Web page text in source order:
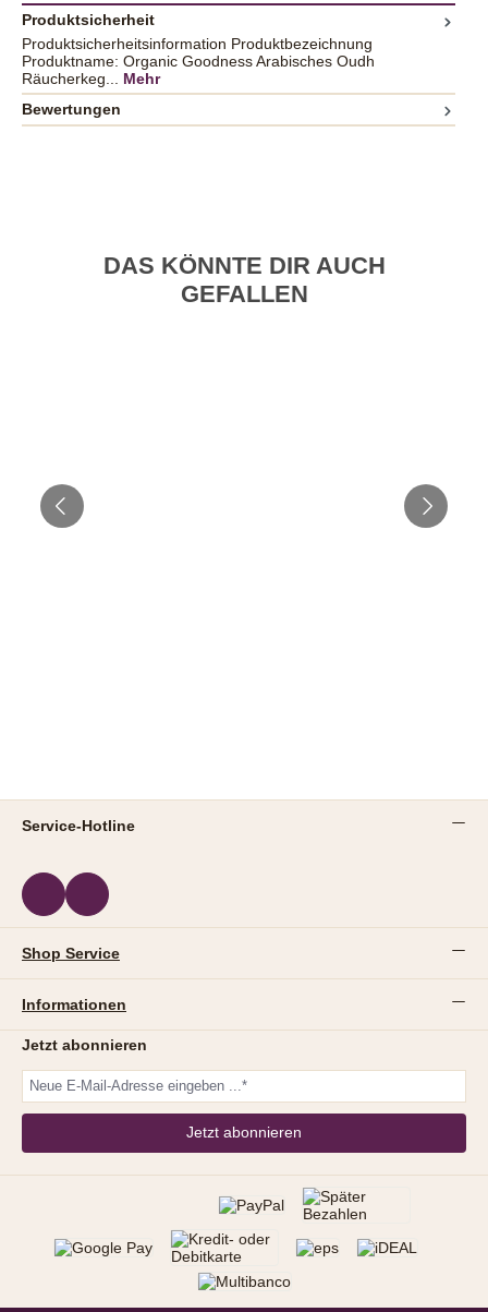
Produktsicherheit
Produktsicherheitsinformation Produktbezeichnung
Produktname: Organic Goodness Arabisches Oudh
Räucherkeg... Mehr
Bewertungen
DAS KÖNNTE DIR AUCH
GEFALLEN
Service-Hotline
Shop Service
Informationen
Jetzt abonnieren
Jetzt abonnieren